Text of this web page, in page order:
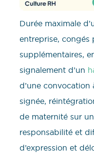
Durée maximale
entreprise, congés
supplémentaires,
signalement d’un
d’une
signée,
de maternité sur
responsabilité et
d’expression et